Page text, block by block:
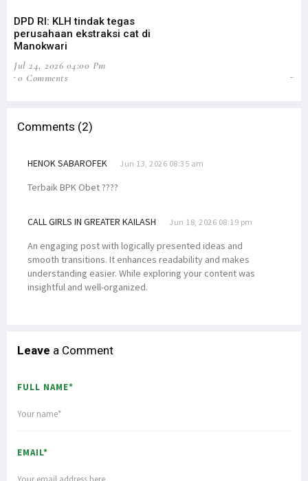
DPD RI: KLH tindak tegas
perusahaan ekstraksi cat di
Manokwari
Jul 24, 2026 04:00 Pm
0 Comments
Comments (2)
HENOK SABAROFEK Jun 13, 2026 08:35 am
Terbaik BPK Obet ????
CALL GIRLS IN GREATER KAILASH Jun 18, 2026 08:19 pm
An engaging post with logically presented ideas and
smooth transitions. It enhances readability and makes
understanding easier. While exploring your content was
insightful and well-organized.
Leave a Comment
FULL NAME*
EMAIL*